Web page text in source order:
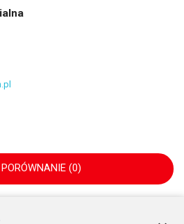
PORÓWNANIE (0)